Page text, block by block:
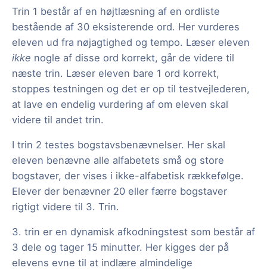
Trin 1 består af en højtlæsning af en ordliste
bestående af 30 eksisterende ord. Her vurderes
eleven ud fra nøjagtighed og tempo. Læser eleven
ikke nogle af disse ord korrekt, går de videre til
næste trin. Læser eleven bare 1 ord korrekt,
stoppes testningen og det er op til testvejlederen,
at lave en endelig vurdering af om eleven skal
videre til andet trin.
I trin 2 testes bogstavsbenævnelser. Her skal
eleven benævne alle alfabetets små og store
bogstaver, der vises i ikke-alfabetisk rækkefølge.
Elever der benævner 20 eller færre bogstaver
rigtigt videre til 3. Trin.
3. trin er en dynamisk afkodningstest som består af
3 dele og tager 15 minutter. Her kigges der på
elevens evne til at indlære almindelige